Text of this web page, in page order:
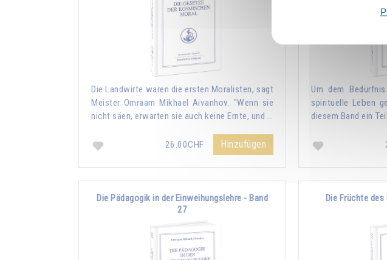
Die Landwirte waren die ersten Moralisten, sagt
Meister Omraam Mikhael Aivanhov. "Wenn sie
nicht säen, erwarten sie auch keine Ernte, und …
26.00CHF Hinzufügen
Um dem
spirituelle Leben
diesem Band ein
Die Pädagogik in der Einweihungslehre - Band
27
Die Früchte